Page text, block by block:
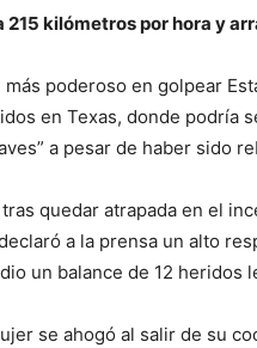
215 kilómetros por hora y
más poderoso en golpear
en Texas, donde podría
a pesar de haber sido
quedar atrapada en el
a la prensa un alto
un balance de 12 heridos
se ahogó al salir de su